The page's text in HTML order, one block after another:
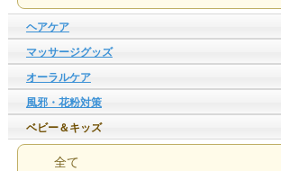
ヘアケア
マッサージグッズ
オーラルケア
風邪・花粉対策
ベビー＆キッズ
全て